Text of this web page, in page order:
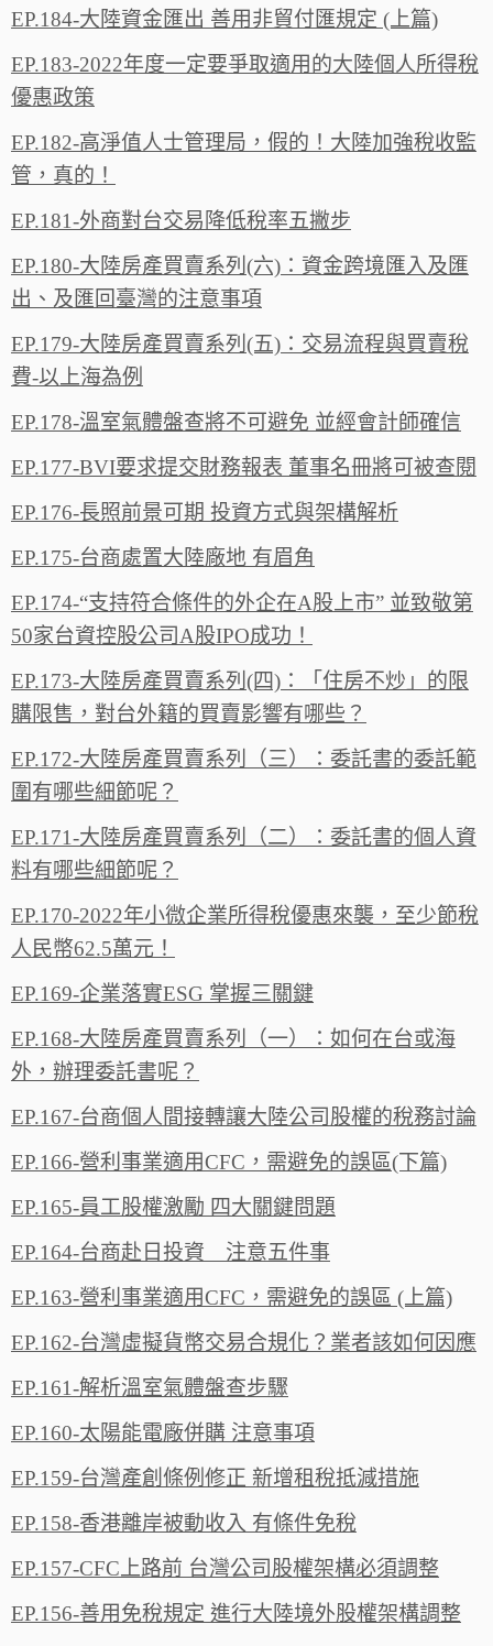
EP.184-大陸資金匯出 善用非貿付匯規定 (上篇)
EP.183-2022年度一定要爭取適用的大陸個人所得稅
優惠政策
EP.182-高淨值人士管理局，假的！大陸加強稅收監
管，真的！
EP.181-外商對台交易降低稅率五撇步
EP.180-大陸房產買賣系列(六)：資金跨境匯入及匯
出、及匯回臺灣的注意事項
EP.179-大陸房產買賣系列(五)：交易流程與買賣稅
費-以上海為例
EP.178-溫室氣體盤查將不可避免 並經會計師確信
EP.177-BVI要求提交財務報表 董事名冊將可被查閱
EP.176-長照前景可期 投資方式與架構解析
EP.175-台商處置大陸廠地 有眉角
EP.174-“支持符合條件的外企在A股上市” 並致敬第
50家台資控股公司A股IPO成功！
EP.173-大陸房產買賣系列(四)：「住房不炒」的限
購限售，對台外籍的買賣影響有哪些？
EP.172-大陸房產買賣系列（三）：委託書的委託範
圍有哪些細節呢？
EP.171-大陸房產買賣系列（二）：委託書的個人資
料有哪些細節呢？
EP.170-2022年小微企業所得稅優惠來襲，至少節稅
人民幣62.5萬元！
EP.169-企業落實ESG 掌握三關鍵
EP.168-大陸房產買賣系列（一）：如何在台或海
外，辦理委託書呢？
EP.167-台商個人間接轉讓大陸公司股權的稅務討論
EP.166-營利事業適用CFC，需避免的誤區(下篇)
EP.165-員工股權激勵 四大關鍵問題
EP.164-台商赴日投資 注意五件事
EP.163-營利事業適用CFC，需避免的誤區 (上篇)
EP.162-台灣虛擬貨幣交易合規化？業者該如何因應
EP.161-解析溫室氣體盤查步驟
EP.160-太陽能電廠併購 注意事項
EP.159-台灣產創條例修正 新增租稅抵減措施
EP.158-香港離岸被動收入 有條件免稅
EP.157-CFC上路前 台灣公司股權架構必須調整
EP.156-善用免稅規定 進行大陸境外股權架構調整